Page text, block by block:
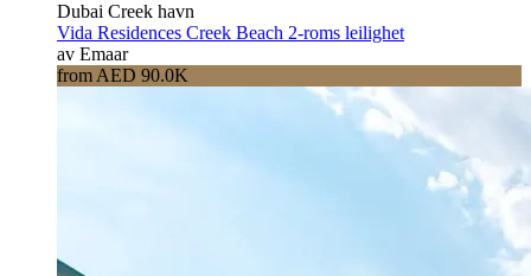
Dubai Creek havn
Vida Residences Creek Beach 2-roms leilighet
av Emaar
from AED 90.0K